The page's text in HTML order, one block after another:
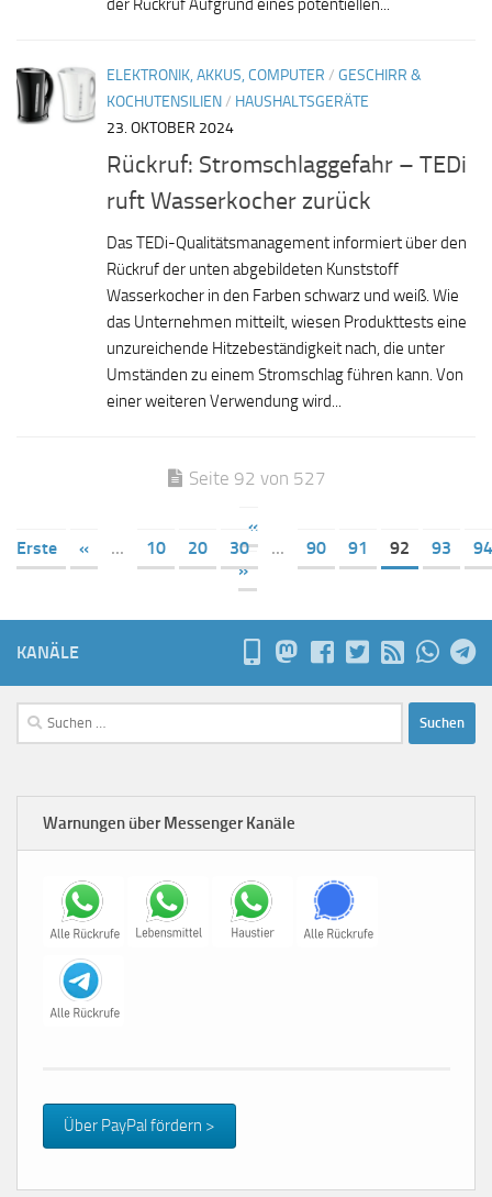
der Rückruf Aufgrund eines potentiellen...
ELEKTRONIK, AKKUS, COMPUTER / GESCHIRR &
KOCHUTENSILIEN/ HAUSHALTSGERÄTE
23. OKTOBER 2024
Rückruf: Stromschlaggefahr – TEDi
ruft Wasserkocher zurück
Das TEDi-Qualitätsmanagement informiert über den
Rückruf der unten abgebildeten Kunststoff
Wasserkocher in den Farben schwarz und weiß. Wie
das Unternehmen mitteilt, wiesen Produkttests eine
unzureichende Hitzebeständigkeit nach, die unter
Umständen zu einem Stromschlag führen kann. Von
einer weiteren Verwendung wird...
Seite 92 von 527
«
Erste
« ... 10 20 30 ... 90 91 92 93
94
»
KANÄLE
Suchen
nach:
Warnungen über Messenger Kanäle
Über PayPal fördern >